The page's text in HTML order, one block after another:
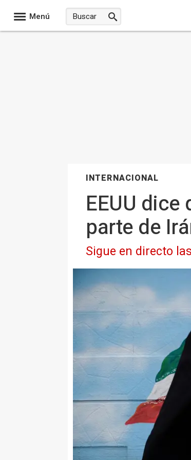
Menú
INTERNACIONAL
EEUU
parte de
Sigue en directo